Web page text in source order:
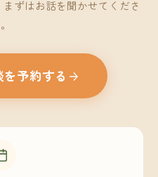
ずはお話を聞かせてくださ
予約する